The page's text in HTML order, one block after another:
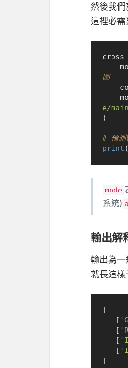
然後我
這裡必需
圖
e/
)
# 預測
print
mode
系統)
輸出解
輸出為一
就長這樣
[
   [
   [
   [
   [